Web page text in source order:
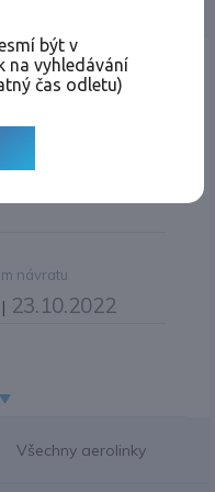
návratu
| 23.10.2022
Všechny aerolinky
být v
na vyhledávání
čas odletu)